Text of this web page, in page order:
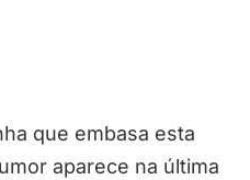
que embasa esta
aparece na última